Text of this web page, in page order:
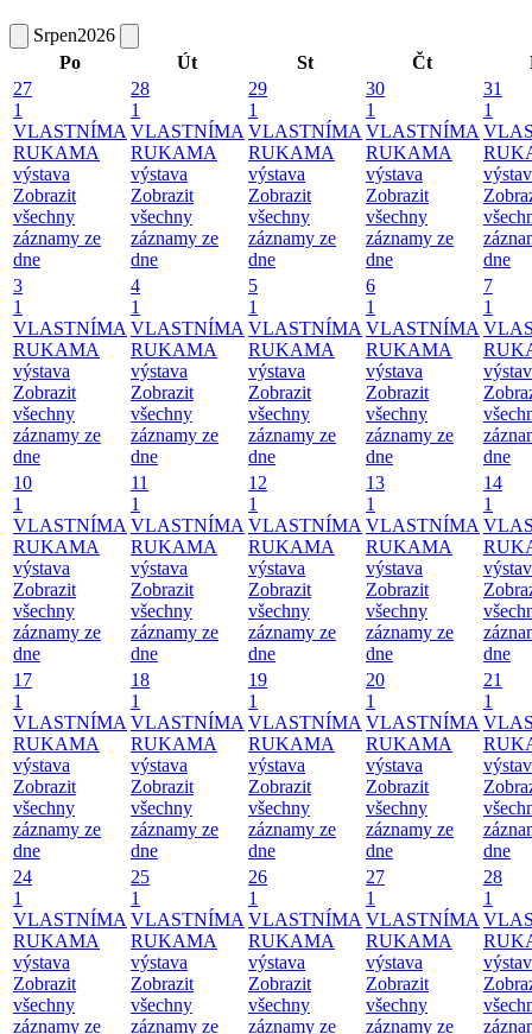
Srpen2026
Po
Út St Čt
27
1
VLASTNÍMA
RUKAMA
výstava
Zobrazit
všechny
záznamy ze
dne
28
1
VLASTNÍMA
RUKAMA
výstava
Zobrazit
všechny
záznamy ze
dne
29
1
VLASTNÍMA
RUKAMA
výstava
Zobrazit
všechny
záznamy ze
dne
30
1
VLASTNÍMA
RUKAMA
výstava
Zobrazit
všechny
záznamy ze
dne
31
1
dne
3
1
VLASTNÍMA
RUKAMA
výstava
Zobrazit
všechny
záznamy ze
dne
4
1
VLASTNÍMA
RUKAMA
výstava
Zobrazit
všechny
záznamy ze
dne
5
1
VLASTNÍMA
RUKAMA
výstava
Zobrazit
všechny
záznamy ze
dne
6
1
VLASTNÍMA
RUKAMA
výstava
Zobrazit
všechny
záznamy ze
dne
7
1
dne
10
1
VLASTNÍMA
RUKAMA
výstava
Zobrazit
všechny
záznamy ze
dne
11
1
VLASTNÍMA
RUKAMA
výstava
Zobrazit
všechny
záznamy ze
dne
12
1
VLASTNÍMA
RUKAMA
výstava
Zobrazit
všechny
záznamy ze
dne
13
1
VLASTNÍMA
RUKAMA
výstava
Zobrazit
všechny
záznamy ze
dne
14
1
dne
17
1
VLASTNÍMA
RUKAMA
výstava
Zobrazit
všechny
záznamy ze
dne
18
1
VLASTNÍMA
RUKAMA
výstava
Zobrazit
všechny
záznamy ze
dne
19
1
VLASTNÍMA
RUKAMA
výstava
Zobrazit
všechny
záznamy ze
dne
20
1
VLASTNÍMA
RUKAMA
výstava
Zobrazit
všechny
záznamy ze
dne
21
1
dne
24
1
VLASTNÍMA
RUKAMA
výstava
Zobrazit
všechny
záznamy ze
25
1
VLASTNÍMA
RUKAMA
výstava
Zobrazit
všechny
záznamy ze
26
1
VLASTNÍMA
RUKAMA
výstava
Zobrazit
všechny
záznamy ze
27
1
VLASTNÍMA
RUKAMA
výstava
Zobrazit
všechny
záznamy ze
28
1